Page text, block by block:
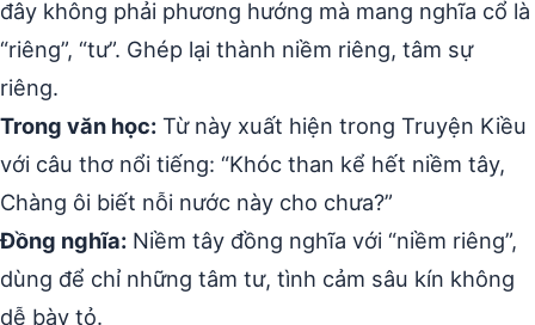
đây không phải phương hướng mà mang nghĩa cổ là
“riêng”, “tư”. Ghép lại thành niềm riêng, tâm sự
riêng.
Trong văn học: Từ này xuất hiện trong Truyện Kiều
với câu thơ nổi tiếng: “Khóc than kể hết niềm tây,
Chàng ôi biết nỗi nước này cho chưa?”
Đồng nghĩa: Niềm tây đồng nghĩa với “niềm riêng”,
dùng để chỉ những tâm tư, tình cảm sâu kín không
dễ bày tỏ.